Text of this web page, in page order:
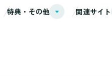
特典・その他 関連サイト